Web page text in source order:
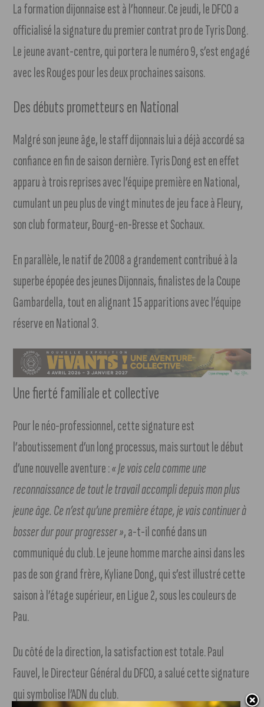
La formation dijonnaise est à l’honneur. Ce jeudi, le DFCO a
officialisé la signature du premier contrat pro de Tyris Dong.
Le jeune avant-centre, qui portera le numéro 9, s’est engagé
avec les Rouges pour les deux prochaines saisons.
Des débuts prometteurs en National
Malgré son jeune âge, le staff dijonnais lui a déjà accordé sa
confiance en fin de saison dernière. Tyris Dong est en effet
apparu à trois reprises avec l’équipe première en National,
cumulant un peu plus de vingt minutes de jeu face à Fleury,
son club formateur, Bourg-en-Bresse et Sochaux.
En parallèle, le natif de 2008 a grandement contribué à la
superbe épopée des jeunes Dijonnais, finalistes de la Coupe
Gambardella, tout en alignant 15 apparitions avec l’équipe
réserve en National 3.
Une fierté familiale et collective
Pour le néo-professionnel, cette signature est
l’aboutissement d’un long processus, mais surtout le début
d’une nouvelle aventure :« Je vois cela comme une
reconnaissance de tout le travail accompli depuis mon plus
jeune âge. Ce n’est qu’une première étape, je vais continuer à
bosser dur pour progresser », a-t-il confié dans un
communiqué du club. Le jeune homme marche ainsi dans les
pas de son grand frère, Kyliane Dong, qui s’est illustré cette
saison à l’étage supérieur, en Ligue 2, sous les couleurs de
Pau.
Du côté de la direction, la satisfaction est totale. Paul
Fauvel, le Directeur Général du DFCO, a salué cette signature
qui symbolise l’ADN du club.